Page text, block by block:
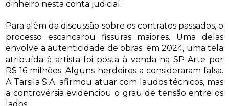
dinheiro nesta conta judicial.
Para além da discussão sobre os contratos passados, o
processo escancarou fissuras maiores. Uma delas
envolve a autenticidade de obras: em 2024, uma tela
atribuída à artista foi posta à venda na SP-Arte por
R$ 16 milhões. Alguns herdeiros a consideraram falsa.
A Tarsila S.A. afirmou atuar com laudos técnicos, mas
a controvérsia evidenciou o grau de tensão entre os